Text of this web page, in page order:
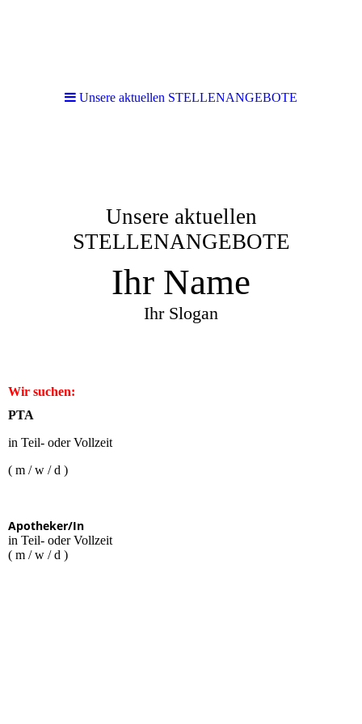
Unsere aktuellen
STELLENANGEBOTE
Ihr Name
Ihr Slogan
Wir suchen:
PTA
in Teil- oder Vollzeit
( m / w / d )
Apotheker/In
in Teil- oder Vollzeit
( m / w / d )
Unsere aktuellen STELLENANGEBOTE